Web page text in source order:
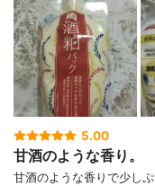
5.00
甘酒のような香り。
甘酒のような香りで少し